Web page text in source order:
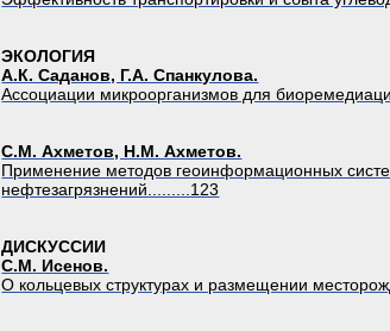
ЭКОЛОГИЯ
А.К. Саданов, Г.А. Спанкулова.
Ассоциации микроорганизмов для
С.М. Ахметов, Н.М. Ахметов.
Применение методов геоинформационных
нефтезагрязнений.........123
ДИСКУССИИ
С.М. Исенов.
О кольцевых структурах и размещении